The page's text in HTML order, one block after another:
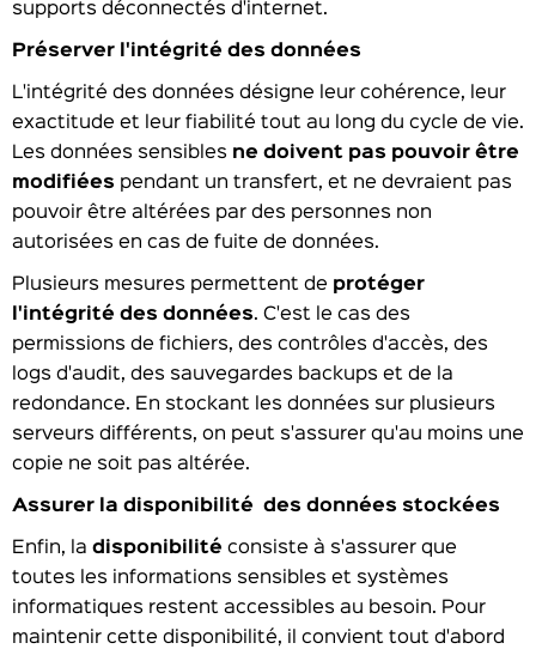
supports déconnectés d'internet.
Préserver l'intégrité des données
L'intégrité des données désigne leur cohérence, leur
exactitude et leur fiabilité tout au long du cycle de vie.
Les données sensibles ne doivent pas pouvoir être
modifiées pendant un transfert, et ne devraient pas
pouvoir être altérées par des personnes non
autorisées en cas de fuite de données.
Plusieurs mesures permettent de protéger
l'intégrité des données. C'est le cas des
permissions de fichiers, des contrôles d'accès, des
logs d'audit, des sauvegardes backups et de la
redondance. En stockant les données sur plusieurs
serveurs différents, on peut s'assurer qu'au moins une
copie ne soit pas altérée.
Assurer la disponibilité des données stockées
Enfin, la disponibilité consiste à s'assurer que
toutes les informations sensibles et systèmes
informatiques restent accessibles au besoin. Pour
maintenir cette disponibilité, il convient tout d'abord